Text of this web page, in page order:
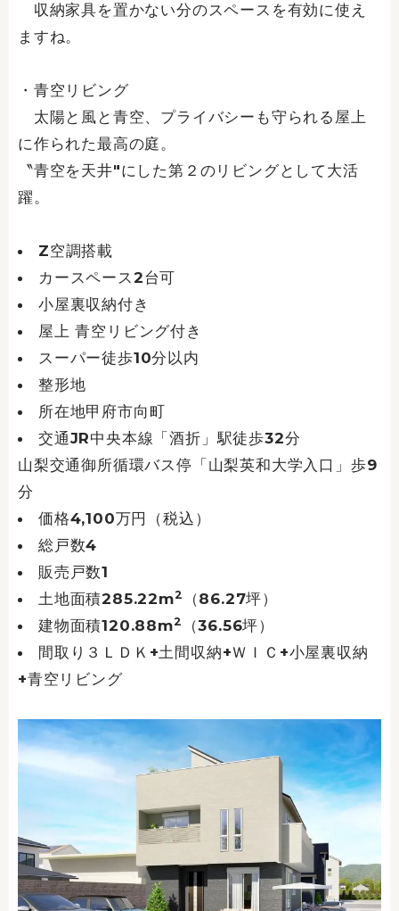
収納家具を置かない分のスペースを有効に使え
ますね。
・青空リビング
太陽と風と青空、プライバシーも守られる屋上
に作られた最高の庭。
〝青空を天井″にした第２のリビングとして大活
躍。
Z空調搭載
カースペース2台可
小屋裏収納付き
屋上 青空リビング付き
スーパー徒歩10分以内
整形地
所在地甲府市向町
交通JR中央本線「酒折」駅徒歩32分
山梨交通御所循環バス停「山梨英和大学入口」歩9
分
価格4,100万円（税込）
総戸数4
販売戸数1
土地面積285.22m2
（86.27坪）
建物面積120.88m2
（36.56坪）
間取り３ＬＤＫ+土間収納+ＷＩＣ+小屋裏収納
+青空リビング